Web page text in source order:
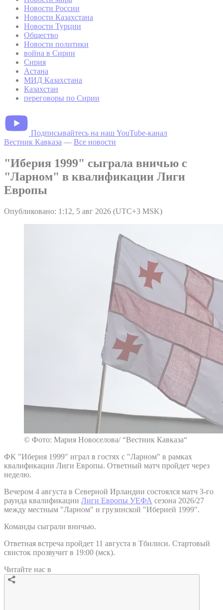
Новости России
Новости Казахстана
Новости Турции
Общество
Новости политики
война в Сирии
Сирия
Астана
МИД Казахстана
Казахстан
переговоры по Сирии
Подписывайтесь на наш YouTube-канал
Вестник Кавказа — Все новости
"Иберия 1999" сыграла вничью с
"Ларном" в квалификации Лиги
Европы
Опубликовано: 1:12, 5 авг 2026 (UTC+3 MSK)
© Фото: Мария Новоселова/ “Вестник Кавказа“
ФК "Иберия 1999" играл в гостях с "Ларном" в рамках
квалификации Лиги Европы. Ответный матч пройдет через
неделю.
Вечером 4 августа в Северной Ирландии состоялся матч 3-го
раунда квалификации Лиги Европы УЕФА сезона 2026/27
между местным "Ларном" и грузинской "Иберией 1999".
Команды сыграли вничью.
Ответная встреча пройдет 11 августа в Тбилиси. Стартовый
свисток прозвучит в 19:00 (мск).
Читайте нас в